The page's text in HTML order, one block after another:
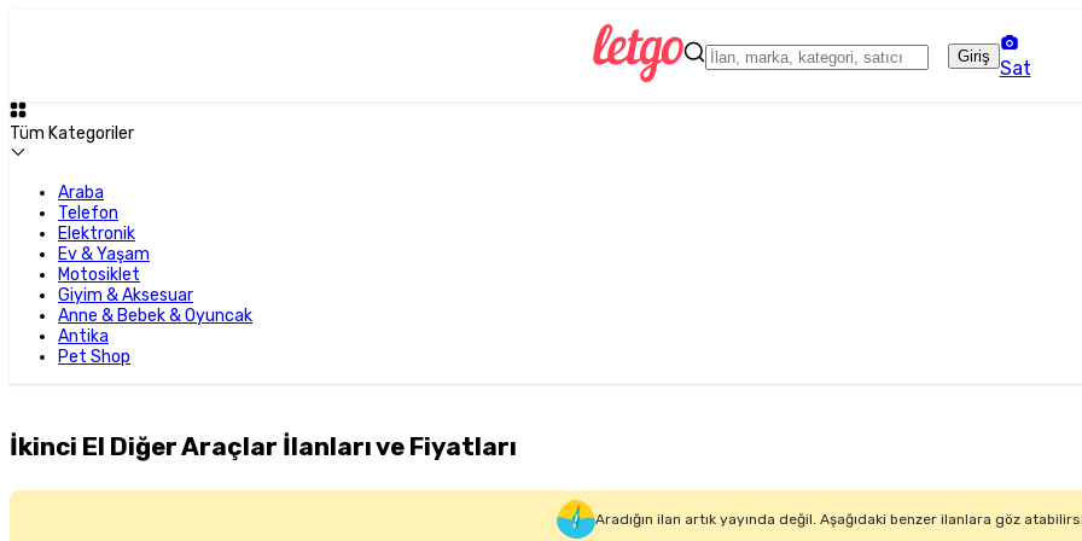
Giriş
Sat
Tüm Kategoriler
Araba
Telefon
Elektronik
Ev & Yaşam
Motosiklet
Giyim & Aksesuar
Anne & Bebek & Oyuncak
Antika
Pet Shop
İkinci El Diğer Araçlar İlanları ve Fiyatları
Aradığın ilan artık yayında değil. Aşağıdaki benzer ilanlara göz